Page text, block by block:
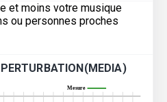
et moins votre musique
ou personnes proches